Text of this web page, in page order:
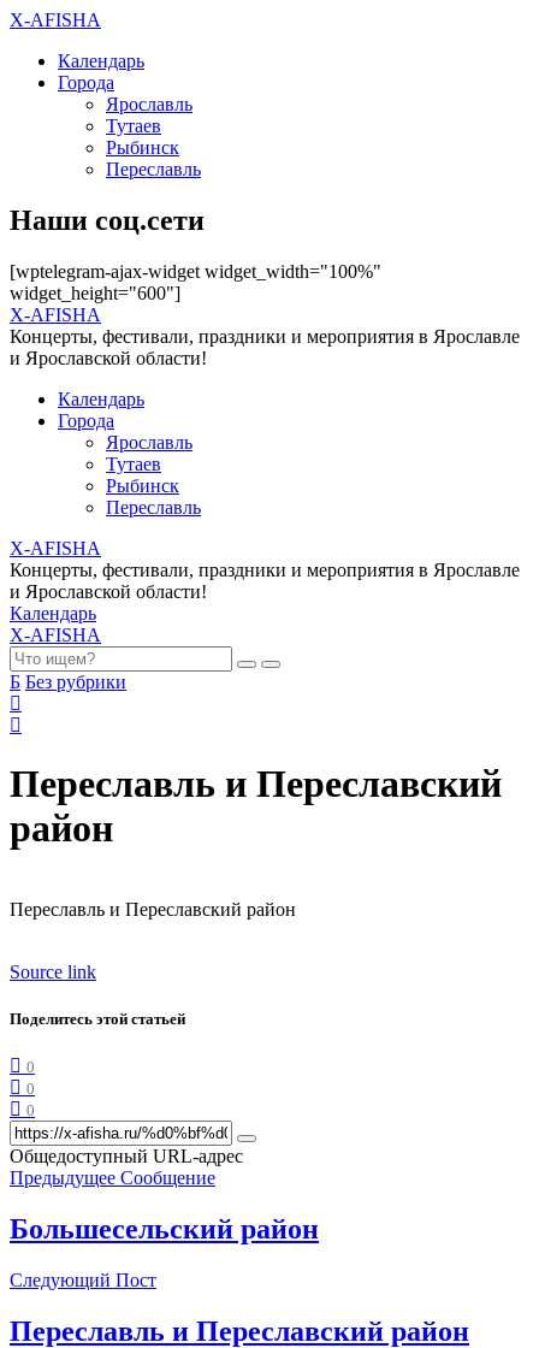
X-AFISHA
Календарь
Города
Ярославль
Тутаев
Рыбинск
Переславль
Наши соц.сети
[wptelegram-ajax-widget widget_width="100%"
widget_height="600"]
X-AFISHA
Концерты, фестивали, праздники и мероприятия в Ярославле
и Ярославской области!
Календарь
Города
Ярославль
Тутаев
Рыбинск
Переславль
X-AFISHA
Концерты, фестивали, праздники и мероприятия в Ярославле
и Ярославской области!
Календарь
X-AFISHA
Б Без рубрики
Переславль и Переславский
район
Переславль и Переславский район
Source link
Поделитесь этой статьей
0
0
0
Общедоступный URL-адрес
Предыдущее Сообщение
Большесельский район
Следующий Пост
Переславль и Переславский район